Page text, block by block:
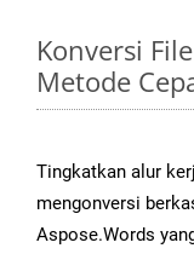
Konversi
Metode
Tingkatkan alur
mengonversi
Aspose.Words